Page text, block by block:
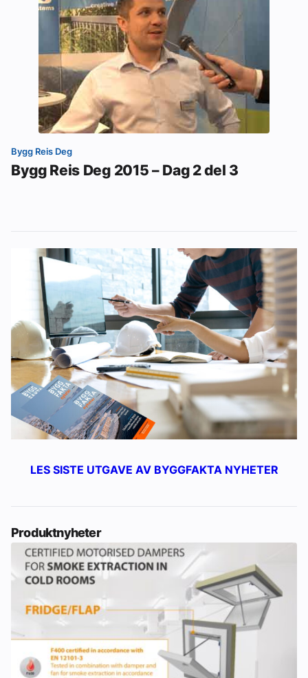
Bygg Reis Deg
Bygg Reis Deg 2015 – Dag 2 del 3
LES SISTE UTGAVE AV BYGGFAKTA NYHETER
Produktnyheter